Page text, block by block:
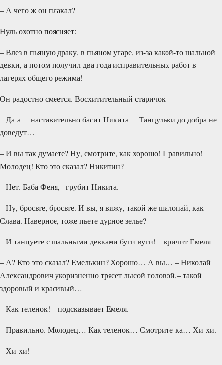
– А чего ж он плакал?
Нуль охотно поясняет:
– Влез в пьяную драку, в пьяном угаре, из-за какой-то шальной
девки, а потом получил два года исправительных работ в
лагерях общего режима!
Он радостно смеется. Восхитительный старичок!
– Да-а… наставительно басит Никита. – Танцульки до добра не
доведут…
– И вы так думаете? Ну, смотрите, как хорошо! Правильно!
Молодец! Кто это сказал? Никитин?
– Нет. Баба Феня,– грубит Никита.
– Ну, бросьте, бросьте. И вы, я вижу, такой же шалопай, как
Слава. Наверное, тоже пьете дурное зелье?
– И танцуете с шальными девками буги-вуги! – кричит Емеля
– А? Кто это сказал? Емелькин? Хорошо… А вы… – Николай
Александрович укоризненно трясет лысой головой,– такой
здоровый и красивый…
– Как теленок! – подсказывает Емеля.
– Правильно. Молодец… Как теленок… Смотрите-ка… Хи-хи.
– Хи-хи!